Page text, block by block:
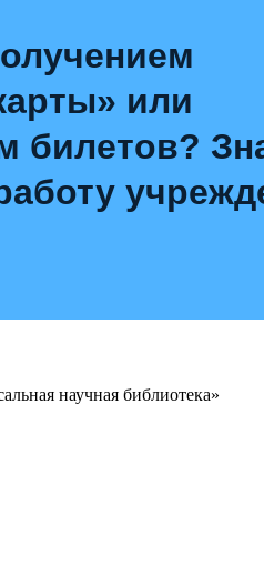
или
билетов?
научная библиотека»